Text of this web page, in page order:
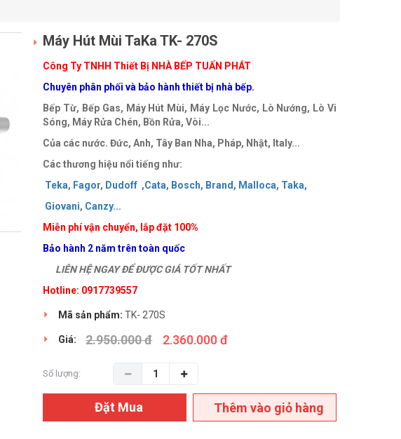
Máy Hút Mùi TaKa TK- 270S
Công Ty TNHH Thiết Bị NHÀ BẾP TUẤN PHÁT
Chuyên phân phối và bảo hành thiết bị nhà bếp.
Bếp Từ, Bếp Gas, Máy Hút Mùi, Máy Lọc Nước, Lò Nướng, Lò Vi
Sóng, Máy Rửa Chén, Bồn Rửa, Vòi...
Của các nước. Đức, Anh, Tây Ban Nha, Pháp, Nhật, Italy...
Các thương hiệu nổi tiếng như:
Teka, Fagor, Dudoff ,Cata, Bosch, Brand, Malloca, Taka,
Giovani, Canzy...
Miễn phí vận chuyển, lắp đặt 100%
Bảo hành 2 năm trên toàn quốc
LIÊN HỆ NGAY ĐỂ ĐƯỢC GIÁ TỐT NHẤT
Hotline: 0917739557
Mã sản phẩm: TK- 270S
Giá: 2.950.000 đ 2.360.000 đ
Số lượng:
Đặt Mua Thêm vào giỏ hàng